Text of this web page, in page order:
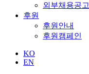
외부채용공고
후원
후원안내
후원캠페인
KO
EN